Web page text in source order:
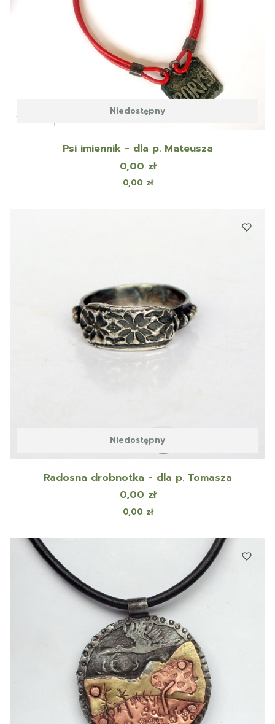
Niedostępny
Psi imiennik - dla p. Mateusza
Cena
0,00 zł
Cena
0,00 zł
Niedostępny
Radosna drobnotka - dla p. Tomasza
Cena
0,00 zł
Cena
0,00 zł